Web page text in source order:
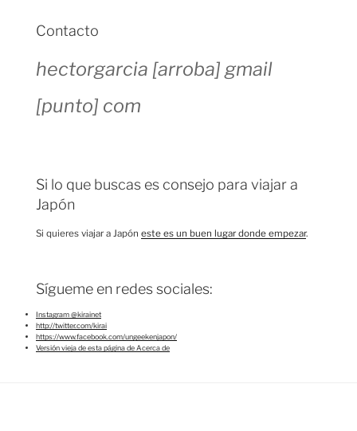
Contacto
hectorgarcia [arroba] gmail
[punto] com
Si lo que buscas es consejo para viajar a
Japón
Si quieres viajar a Japón este es un buen lugar donde empezar.
Sígueme en redes sociales:
Instagram @kirainet
http://twitter.com/kirai
https://www.facebook.com/ungeekenjapon/
Versión vieja de esta página de Acerca de